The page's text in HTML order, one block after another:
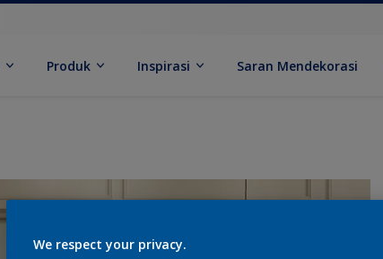
Produk Inspirasi Saran Mendekorasi
We respect your privacy.